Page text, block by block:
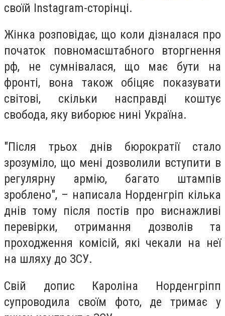
своїй Instagram-сторінці.
Жінка розповідає, що коли дізналася про
початок повномасштабного вторгнення
рф, не сумнівалася, що має бути на
фронті, вона також обіцяє показувати
світові, скільки насправді коштує
свобода, яку виборює нині Україна.
"Після трьох днів бюрократії стало
зрозуміло, що мені дозволили вступити в
регулярну армію, багато штампів
зроблено", – написала Норденгріп кілька
днів тому після постів про виснажливі
перевірки, отримання дозволів та
проходження комісій, які чекали на неї
на шляху до ЗСУ.
Свій допис Кароліна Норденгріпп
супроводила своїм фото, де тримає у